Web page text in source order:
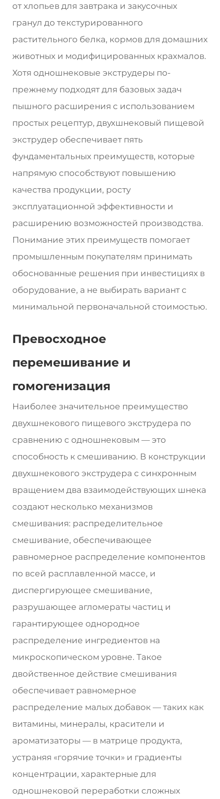
от хлопьев для завтрака и закусочных
гранул до текстурированного
растительного белка, кормов для домашних
животных и модифицированных крахмалов.
Хотя одношнековые экструдеры по-
прежнему подходят для базовых задач
пышного расширения с использованием
простых рецептур, двухшнековый пищевой
экструдер обеспечивает пять
фундаментальных преимуществ, которые
напрямую способствуют повышению
качества продукции, росту
эксплуатационной эффективности и
расширению возможностей производства.
Понимание этих преимуществ помогает
промышленным покупателям принимать
обоснованные решения при инвестициях в
оборудование, а не выбирать вариант с
минимальной первоначальной стоимостью.
Превосходное
перемешивание и
гомогенизация
Наиболее значительное преимущество
двухшнекового пищевого экструдера по
сравнению с одношнековым — это
способность к смешиванию. В конструкции
двухшнекового экструдера с синхронным
вращением два взаимодействующих шнека
создают несколько механизмов
смешивания: распределительное
смешивание, обеспечивающее
равномерное распределение компонентов
по всей расплавленной массе, и
диспергирующее смешивание,
разрушающее агломераты частиц и
гарантирующее однородное
распределение ингредиентов на
микроскопическом уровне. Такое
двойственное действие смешивания
обеспечивает равномерное
распределение малых добавок — таких как
витамины, минералы, красители и
ароматизаторы — в матрице продукта,
устраняя «горячие точки» и градиенты
концентрации, характерные для
одношнековой переработки сложных